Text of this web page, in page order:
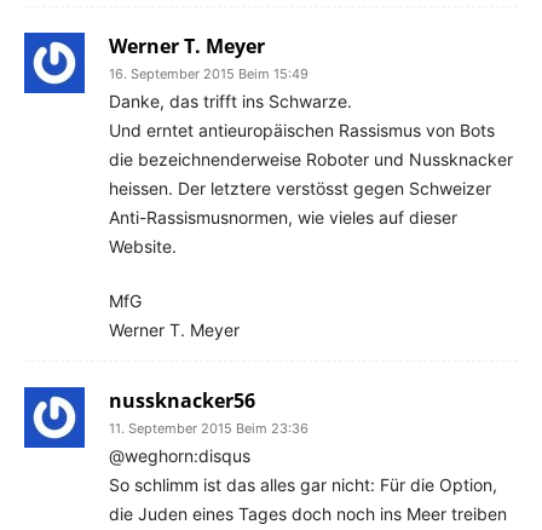
Werner T. Meyer
16. September 2015 Beim 15:49
Danke, das trifft ins Schwarze.
Und erntet antieuropäischen Rassismus von Bots
die bezeichnenderweise Roboter und Nussknacker
heissen. Der letztere verstösst gegen Schweizer
Anti-Rassismusnormen, wie vieles auf dieser
Website.
MfG
Werner T. Meyer
nussknacker56
11. September 2015 Beim 23:36
@weghorn:disqus
So schlimm ist das alles gar nicht: Für die Option,
die Juden eines Tages doch noch ins Meer treiben